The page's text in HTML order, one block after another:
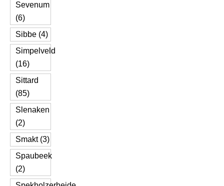
Sevenum
(6)
Sibbe (4)
Simpelveld
(16)
Sittard
(85)
Slenaken
(2)
Smakt (3)
Spaubeek
(2)